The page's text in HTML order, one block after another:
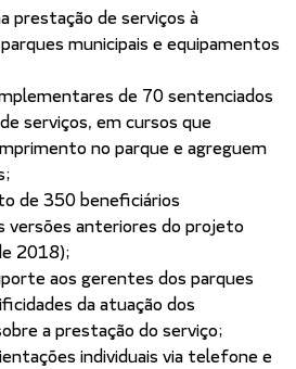
prestação de serviços à
municipais e equipamentos
de 70 sentenciados
serviços, em cursos que
no parque e agreguem
de 350 beneficiários
versões anteriores do projeto
2018);
aos gerentes dos parques
da atuação dos
a prestação do serviço;
individuais via telefone e